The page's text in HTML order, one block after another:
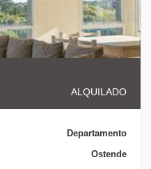
ALQUILADO
Departamento
Ostende